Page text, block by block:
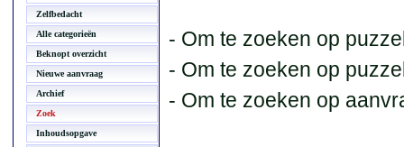
Zelfbedacht
Alle categorieën
Beknopt overzicht
Nieuwe aanvraag
Archief
Zoek
Inhoudsopgave
- Om te zoeken op
- Om te zoeken op
- Om te zoeken op